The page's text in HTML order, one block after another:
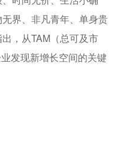
界、非凡青年、单身贵
，从TAM（总可及市
发现新增长空间的关键